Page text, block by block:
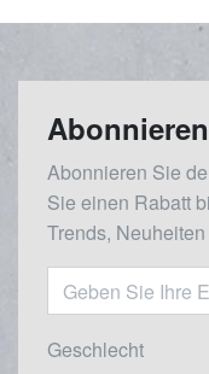
Abonnieren Sie
Sie einen Rabatt
Trends,
Geschlecht